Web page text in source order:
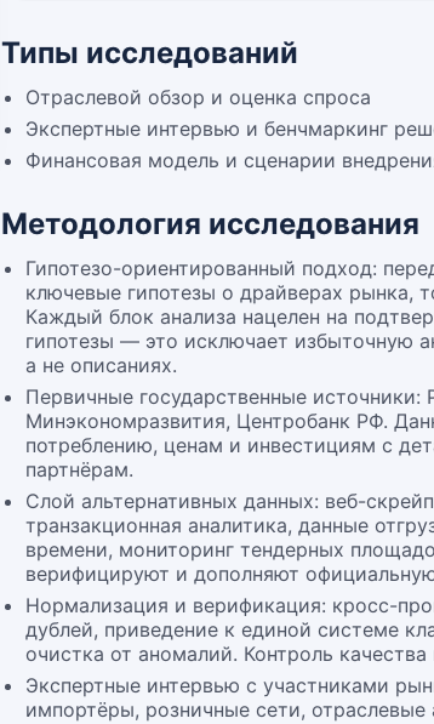
Типы исследований
Отраслевой обзор и оценка спроса
Экспертные интервью и бенчмаркинг
Финансовая модель и сценарии
Методология исследования
Гипотезо-ориентированный подход:
ключевые гипотезы о драйверах рынка,
Каждый блок анализа нацелен на
гипотезы — это исключает избыточную
а не описаниях.
Первичные государственные
Минэкономразвития, Центробанк РФ.
потреблению, ценам и инвестициям с
партнёрам.
Слой альтернативных данных: веб-
транзакционная аналитика, данные
времени, мониторинг тендерных
верифицируют и дополняют
Нормализация и верификация: кросс-
дублей, приведение к единой системе
очистка от аномалий. Контроль
Экспертные интервью с участниками
импортёры, розничные сети,